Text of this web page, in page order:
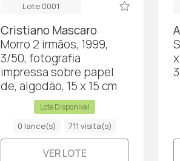
Lote 0001
Cristiano Mascaro
Morro 2 irmãos, 1999,
3/50, fotografia
impressa sobre papel
de, algodão, 15 x 15 cm
Lote Disponível
0 lance(s) 711 visita(s)
VER LOTE